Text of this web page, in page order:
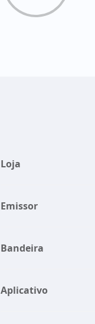
Loja
Emissor
Bandeira
Aplicativo